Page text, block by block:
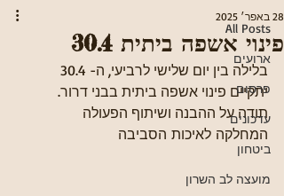
All Posts
ארועים
פרסום
עדכונים
ביטחון
מועצה לב השרון
פינוי אשפה ביתית 30.4
28 באפר׳ 2025
יתקיים פינוי אשפה ביתית בבני דרור.
תודה על ההבנה ושיתוף הפעולה
המחלקה לאיכות הסביבה